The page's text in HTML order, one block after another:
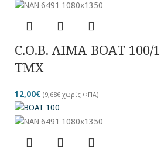
C.O.B. ΛΙΜΑ BOAT 100/
TMX
12,00€ (9,68€ χωρίς ΦΠΑ)